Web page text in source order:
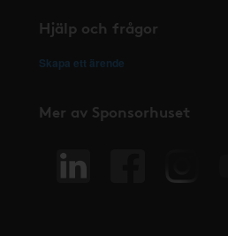
Hjälp och frågor
Skapa ett ärende
Mer av Sponsorhuset